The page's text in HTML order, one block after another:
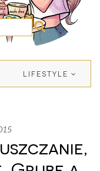
LIFESTYLE